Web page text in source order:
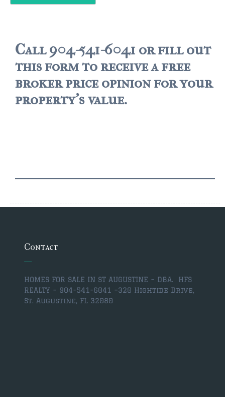
Call 904-541-6041 or fill out
this form to receive a free
broker price opinion for your
property's value.
Contact
HOMES FOR SALE IN ST AUGUSTINE – DBA. HFS
REALTY – 904-541-6041 –320 Hightide Drive,
St. Augustine, FL 32080